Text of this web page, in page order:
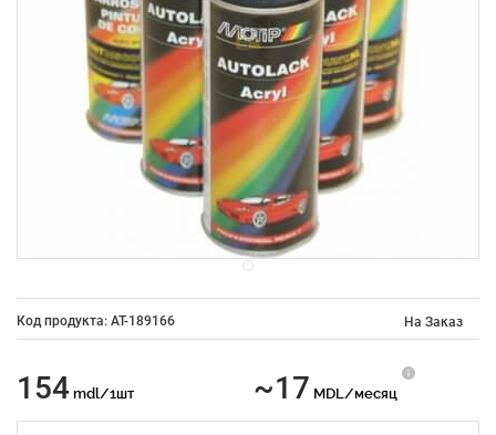
Код продукта: AT-189166 На Заказ
154 mdl/1шт ~17 MDL/месяц